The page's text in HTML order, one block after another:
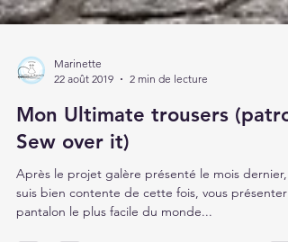
Marinette
22 août 2019
2 min de lecture
Mon Ultimate trousers
Sew over it)
Après le projet galère présenté le mois dernier,